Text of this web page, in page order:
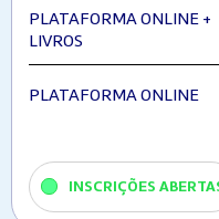
PLATAFORMA ONLINE +
LIVROS
PLATAFORMA ONLINE
INSCRIÇÕES